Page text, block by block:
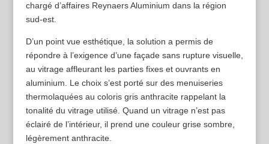
chargé d’affaires Reynaers Aluminium dans la région
sud-est.
D’un point vue esthétique, la solution a permis de
répondre à l’exigence d’une façade sans rupture visuelle,
au vitrage affleurant les parties fixes et ouvrants en
aluminium. Le choix s’est porté sur des menuiseries
thermolaquées au coloris gris anthracite rappelant la
tonalité du vitrage utilisé. Quand un vitrage n’est pas
éclairé de l’intérieur, il prend une couleur grise sombre,
légèrement anthracite.